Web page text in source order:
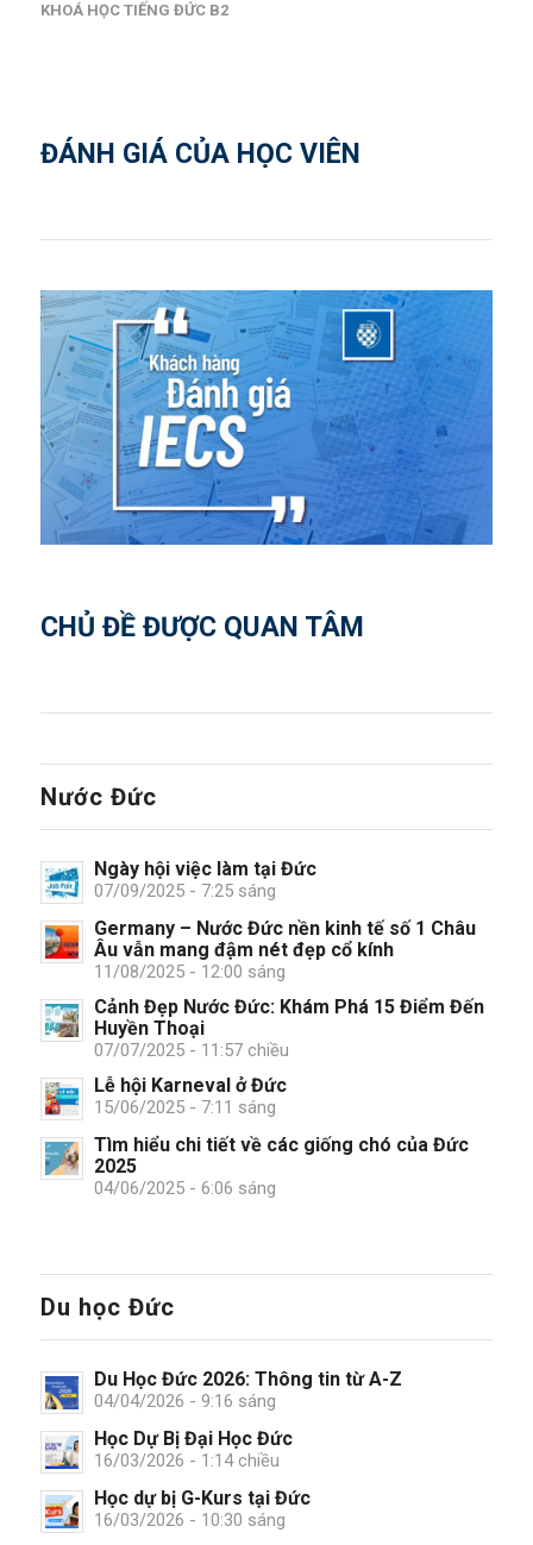
KHOÁ HỌC TIẾNG ĐỨC B2
ĐÁNH GIÁ CỦA HỌC VIÊN
CHỦ ĐỀ ĐƯỢC QUAN TÂM
Nước Đức
Ngày hội việc làm tại Đức
07/09/2025 - 7:25 sáng
Germany – Nước Đức nền kinh tế số 1 Châu
Âu vẫn mang đậm nét đẹp cổ kính
11/08/2025 - 12:00 sáng
Cảnh Đẹp Nước Đức: Khám Phá 15 Điểm Đến
Huyền Thoại
07/07/2025 - 11:57 chiều
Lễ hội Karneval ở Đức
15/06/2025 - 7:11 sáng
Tìm hiểu chi tiết về các giống chó của Đức
2025
04/06/2025 - 6:06 sáng
Du học Đức
Du Học Đức 2026: Thông tin từ A-Z
04/04/2026 - 9:16 sáng
Học Dự Bị Đại Học Đức
16/03/2026 - 1:14 chiều
Học dự bị G-Kurs tại Đức
16/03/2026 - 10:30 sáng